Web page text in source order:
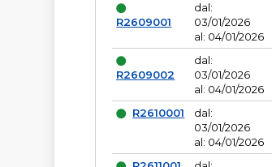
R2609001
dal:
03/01/2026
al: 04/01/2026
R2609002
dal:
03/01/2026
al: 04/01/2026
R2610001
dal:
03/01/2026
al: 04/01/2026